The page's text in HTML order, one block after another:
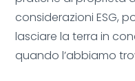
considerazioni ESG,
lasciare la terra in
quando l’abbiamo